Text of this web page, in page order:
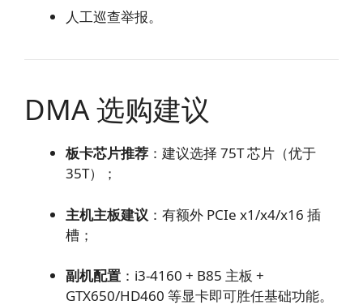
人工巡查举报。
DMA 选购建议
板卡芯片推荐 ：建议选择 75T 芯片（优于
35T）；
主机主板建议 ：有额外 PCIe x1/x4/x16 插
槽；
副机配置 ：i3-4160 + B85 主板 +
GTX650/HD460 等显卡即可胜任基础功能。